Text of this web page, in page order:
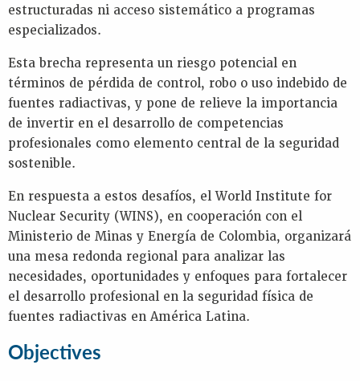
estructuradas ni acceso sistemático a programas
especializados.
Esta brecha representa un riesgo potencial en
términos de pérdida de control, robo o uso indebido de
fuentes radiactivas, y pone de relieve la importancia
de invertir en el desarrollo de competencias
profesionales como elemento central de la seguridad
sostenible.
En respuesta a estos desafíos, el World Institute for
Nuclear Security (WINS), en cooperación con el
Ministerio de Minas y Energía de Colombia, organizará
una mesa redonda regional para analizar las
necesidades, oportunidades y enfoques para fortalecer
el desarrollo profesional en la seguridad física de
fuentes radiactivas en América Latina.
Objectives